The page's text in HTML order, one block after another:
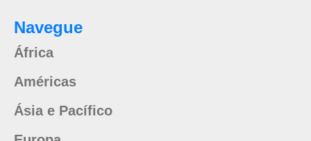
Navegue
África
Américas
Ásia e Pacífico